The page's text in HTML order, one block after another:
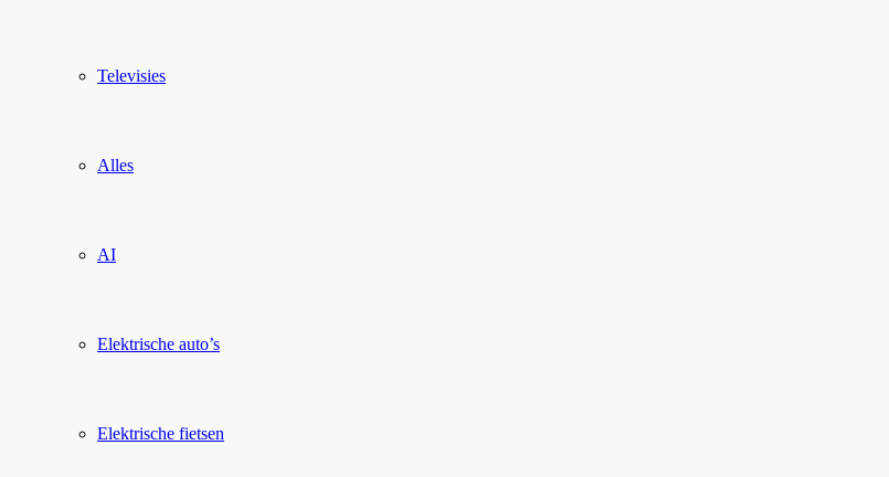
Televisies
Alles
AI
Elektrische auto’s
Elektrische fietsen